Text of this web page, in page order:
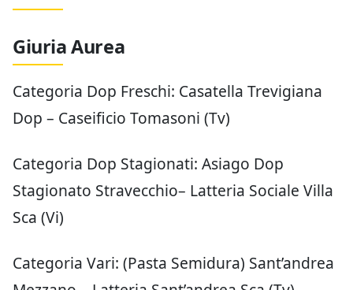
dell’Asiago Dop stata decisamente più
consistente, essendo scesa a circa 1,44
milioni di forme (-8,3%), da imputare
principalmente all’Asiago d’Allevo (-32,3%),
mentre il calo produttivo del Pressato è stato
Il Montasio Dop ha registrato una
diminuzione del numero di forme prodotte in
Piave Dop del -9,1% (circa 268 mila forme nel